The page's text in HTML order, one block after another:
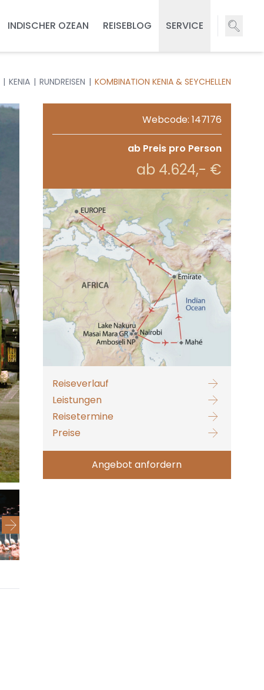
INDISCHER OZEAN REISEBLOG SERVICE
KENIA RUNDREISEN KOMBINATION KENIA & SEYCHELLEN
Webcode: 147176
ab Preis pro Person
ab 4.624,- €
Reiseverlauf
Leistungen
Reisetermine
Preise
Angebot anfordern